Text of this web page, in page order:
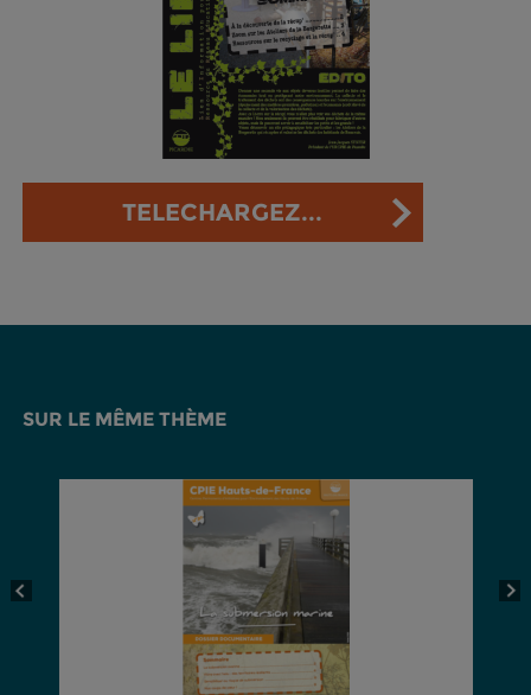
TELECHARGEZ...
SUR LE MÊME THÈME